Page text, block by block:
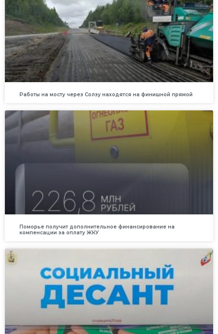
Работы на мосту через Солзу находятся на финишной прямой
Поморье получит дополнительное финансирование на
компенсации за оплату ЖКУ